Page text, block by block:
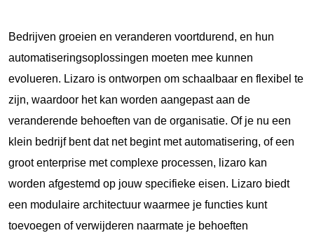
Bedrijven groeien en veranderen voortdurend, en hun
automatiseringsoplossingen moeten mee kunnen
evolueren. Lizaro is ontworpen om schaalbaar en flexibel te
zijn, waardoor het kan worden aangepast aan de
veranderende behoeften van de organisatie. Of je nu een
klein bedrijf bent dat net begint met automatisering, of een
groot enterprise met complexe processen, lizaro kan
worden afgestemd op jouw specifieke eisen. Lizaro biedt
een modulaire architectuur waarmee je functies kunt
toevoegen of verwijderen naarmate je behoeften